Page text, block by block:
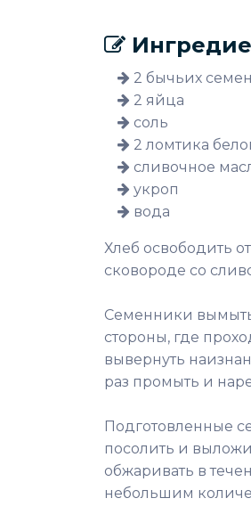
2 бычьих
2 яйца
соль
2 ломтика
сливочное
укроп
вода
Хлеб освободить
сковороде со
Семенники вымыть
стороны, где
вывернуть
раз промыть и
Подготовленные
посолить и
обжаривать в
небольшим